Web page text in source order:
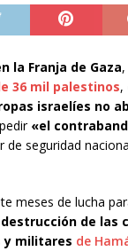
la Franja de Gaza
36 mil palestinos,
israelíes no
«el
seguridad
meses de lucha
destrucción de las
y militares de